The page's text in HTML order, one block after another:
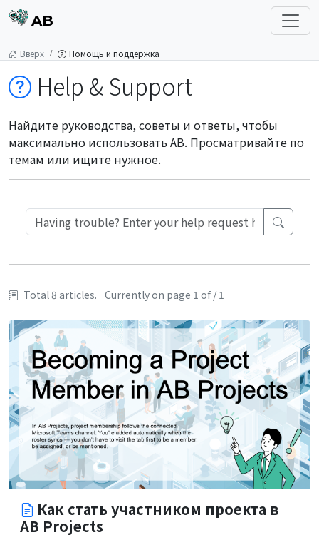
AB
Вверх Помощь и поддержка
Help & Support
Найдите руководства, советы и ответы, чтобы
максимально использовать AB. Просматривайте по
темам или ищите нужное.
Total 8 articles. Currently on page 1 of / 1
Как стать участником проекта в
AB Projects